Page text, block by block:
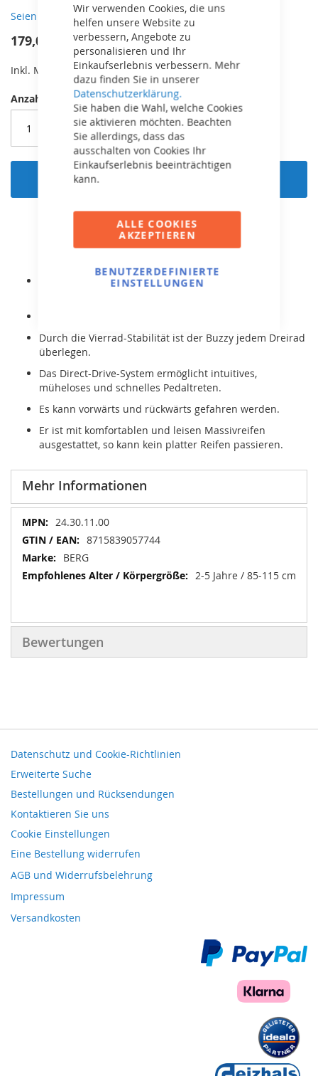
Wir verwenden Cookies, die uns
helfen unsere Website zu
verbessern, Angebote zu
personalisieren und Ihr
Einkaufserlebnis verbessern. Mehr
dazu finden Sie in unserer
Datenschutzerklärung.
Sie haben die Wahl, welche Cookies
sie aktivieren möchten. Beachten
Sie allerdings, dass das
ausschalten von Cookies Ihr
Einkaufserlebnis beeinträchtigen
kann.
ALLE COOKIES
AKZEPTIEREN
BENUTZERDEFINIERTE
EINSTELLUNGEN
Seien Sie der erste, der dieses Produkt bewertet
179,00 €
Inkl. MwSt, kostenloser Versand!
Anzahl
Der BERG Buzzy ist für Kinder von 2-5 Jahren bzw.
Durch die Vierrad-Stabilität ist der Buzzy jedem Dreirad
überlegen.
Das Direct-Drive-System ermöglicht intuitives,
müheloses und schnelles Pedaltreten.
Es kann vorwärts und rückwärts gefahren werden.
Er ist mit komfortablen und leisen Massivreifen
ausgestattet, so kann kein platter Reifen passieren.
Mehr Informationen
Mehr
Informationen
24.30.11.00
8715839057744
BERG
2-5 Jahre / 85-115 cm
Bewertungen
Datenschutz und Cookie-Richtlinien
Erweiterte Suche
Bestellungen und Rücksendungen
Kontaktieren Sie uns
Cookie Einstellungen
Eine Bestellung widerrufen
AGB und Widerrufsbelehrung
Impressum
Versandkosten